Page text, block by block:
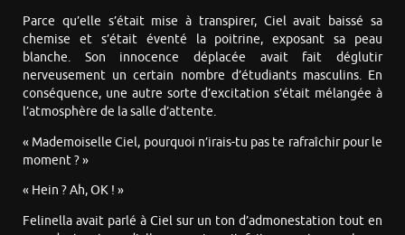
Parce qu’elle s’était mise à transpirer, Ciel avait baissé sa
chemise et s’était éventé la poitrine, exposant sa peau
blanche. Son innocence déplacée avait fait déglutir
nerveusement un certain nombre d’étudiants masculins. En
conséquence, une autre sorte d’excitation s’était mélangée à
l’atmosphère de la salle d’attente.
« Mademoiselle Ciel, pourquoi n’irais-tu pas te rafraîchir pour le
moment ? »
« Hein ? Ah, OK ! »
Felinella avait parlé à Ciel sur un ton d’admonestation tout en